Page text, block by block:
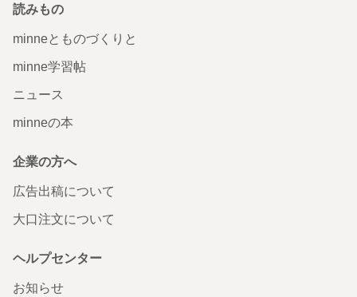
読みもの
minneとものづくりと
minne学習帖
ニュース
minneの本
企業の方へ
広告出稿について
大口注文について
ヘルプセンター
お知らせ